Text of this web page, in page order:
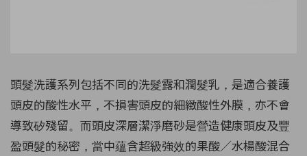
頭髮洗護系列包括不同的洗髮露和潤髮乳，是適合養護
頭皮的酸性水平，不損害頭皮的細緻酸性外膜，亦不會
導致矽殘留。而頭皮深層潔淨磨砂是營造健康頭皮及豐
盈頭髮的秘密，當中蘊含超級強效的果酸／水楊酸混合